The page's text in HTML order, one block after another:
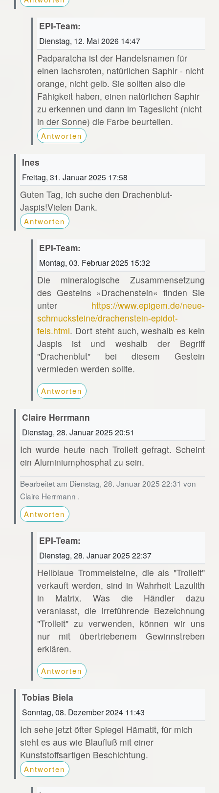
EPI-Team:
Dienstag, 12. Mai 2026 14:47
Padparatcha ist der Handelsnamen für
einen lachsroten, natürlichen Saphir - nicht
orange, nicht gelb. Sie sollten also die
Fähigkeit haben, einen natürlichen Saphir
zu erkennen und dann im Tageslicht (nicht
in der Sonne) die Farbe beurteilen.
Antworten
Ines
Freitag, 31. Januar 2025 17:58
Guten Tag, ich suche den Drachenblut-
Jaspis!Vielen Dank.
Antworten
EPI-Team:
Montag, 03. Februar 2025 15:32
Die mineralogische Zusammensetzung
des Gesteins »Drachenstein« finden Sie
unter https://www.epigem.de/neue-
schmucksteine/drachenstein-epidot-
fels.html. Dort steht auch, weshalb es kein
Jaspis ist und weshalb der Begriff
"Drachenblut" bei diesem Gestein
vermieden werden sollte.
Antworten
Claire Herrmann
Dienstag, 28. Januar 2025 20:51
Ich wurde heute nach Trolleit gefragt. Scheint
ein Aluminiumphosphat zu sein.
Bearbeitet am Dienstag, 28. Januar 2025 22:31 von
Claire Herrmann .
Antworten
EPI-Team:
Dienstag, 28. Januar 2025 22:37
Hellblaue Trommelsteine, die als "Trolleit"
verkauft werden, sind in Wahrheit Lazulith
in Matrix. Was die Händler dazu
veranlasst, die irreführende Bezeichnung
"Trolleit" zu verwenden, können wir uns
nur mit übertriebenem Gewinnstreben
erklären.
Antworten
Tobias Biela
Sonntag, 08. Dezember 2024 11:43
Ich sehe jetzt öfter Spiegel Hämatit, für mich
sieht es aus wie Blaufluß mit einer
Kunststoffsartigen Beschichtung.
Antworten